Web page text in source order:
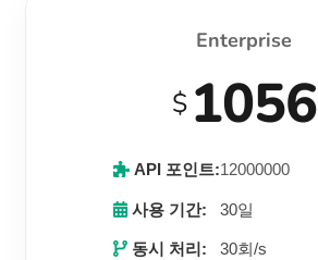
Enterprise
$ 1056
API 포인트:12000000
사용 기간: 30일
동시 처리: 30회/s